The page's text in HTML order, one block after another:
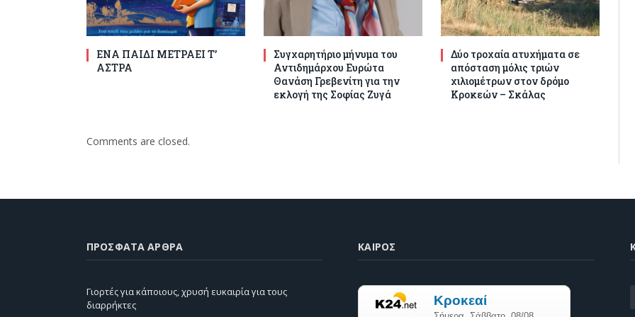
ΕΝΑ ΠΑΙΔΙ ΜΕΤΡΑΕΙ Τ’
ΑΣΤΡΑ
Συγχαρητήριο μήνυμα του
Αντιδημάρχου Ευρώτα
Θανάση Γρεβενίτη για την
εκλογή της Σοφίας Ζυγά
Δύο τροχαία ατυχήματα σε
απόσταση μόλις τριών
χιλιομέτρων στον δρόμο
Κροκεών – Σκάλας
Comments are closed.
ΠΡΌΣΦΑΤΑ ΆΡΘΡΑ
Γιορτές για κάποιους, χρυσή ευκαιρία για τους
διαρρήκτες
ΚΑΙΡΌΣ